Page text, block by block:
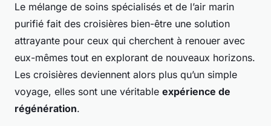
Le mélange de soins spécialisés et de l’air marin
purifié fait des croisières bien-être une solution
attrayante pour ceux qui cherchent à renouer avec
eux-mêmes tout en explorant de nouveaux horizons.
Les croisières deviennent alors plus qu’un simple
voyage, elles sont une véritable expérience de
régénération.